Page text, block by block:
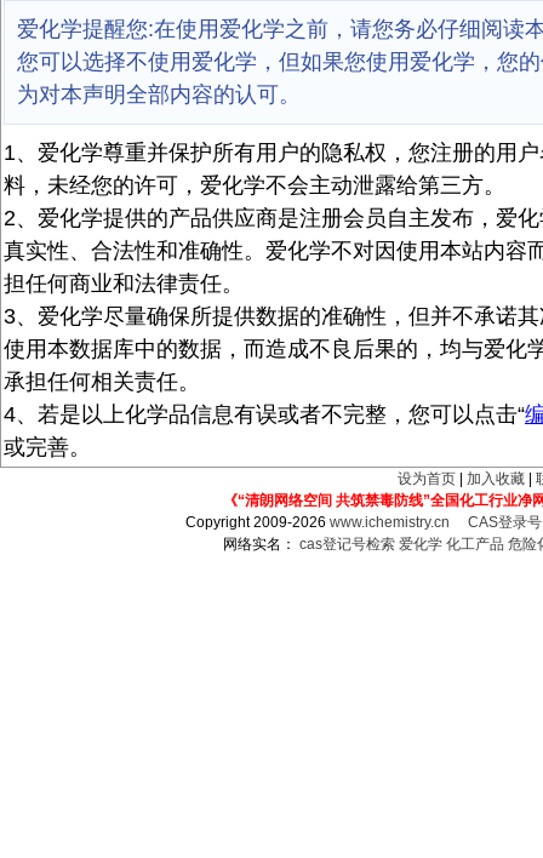
爱化学提醒您:在使用爱化学之前，请您务必仔细阅读
您可以选择不使用爱化学，但如果您使用爱化学，您
为对本声明全部内容的认可。
1、爱化学尊重并保护所有用户的隐私权，您注册的用
料，未经您的许可，爱化学不会主动泄露给第三方。
2、爱化学提供的产品供应商是注册会员自主发布，爱
真实性、合法性和准确性。爱化学不对因使用本站内容
担任何商业和法律责任。
3、爱化学尽量确保所提供数据的准确性，但并不承诺
使用本数据库中的数据，而造成不良后果的，均与爱化
承担任何相关责任。
4、若是以上化学品信息有误或者不完整，您可以点击“
或完善。
设为首页 加入收藏
《“清朗网络空间 共筑禁毒防线”全国化工行业净
Copyright 2009-2026www.ichemistry.cn
CAS登录
网络实名： cas登记号检索 爱化学 化工产品 危险